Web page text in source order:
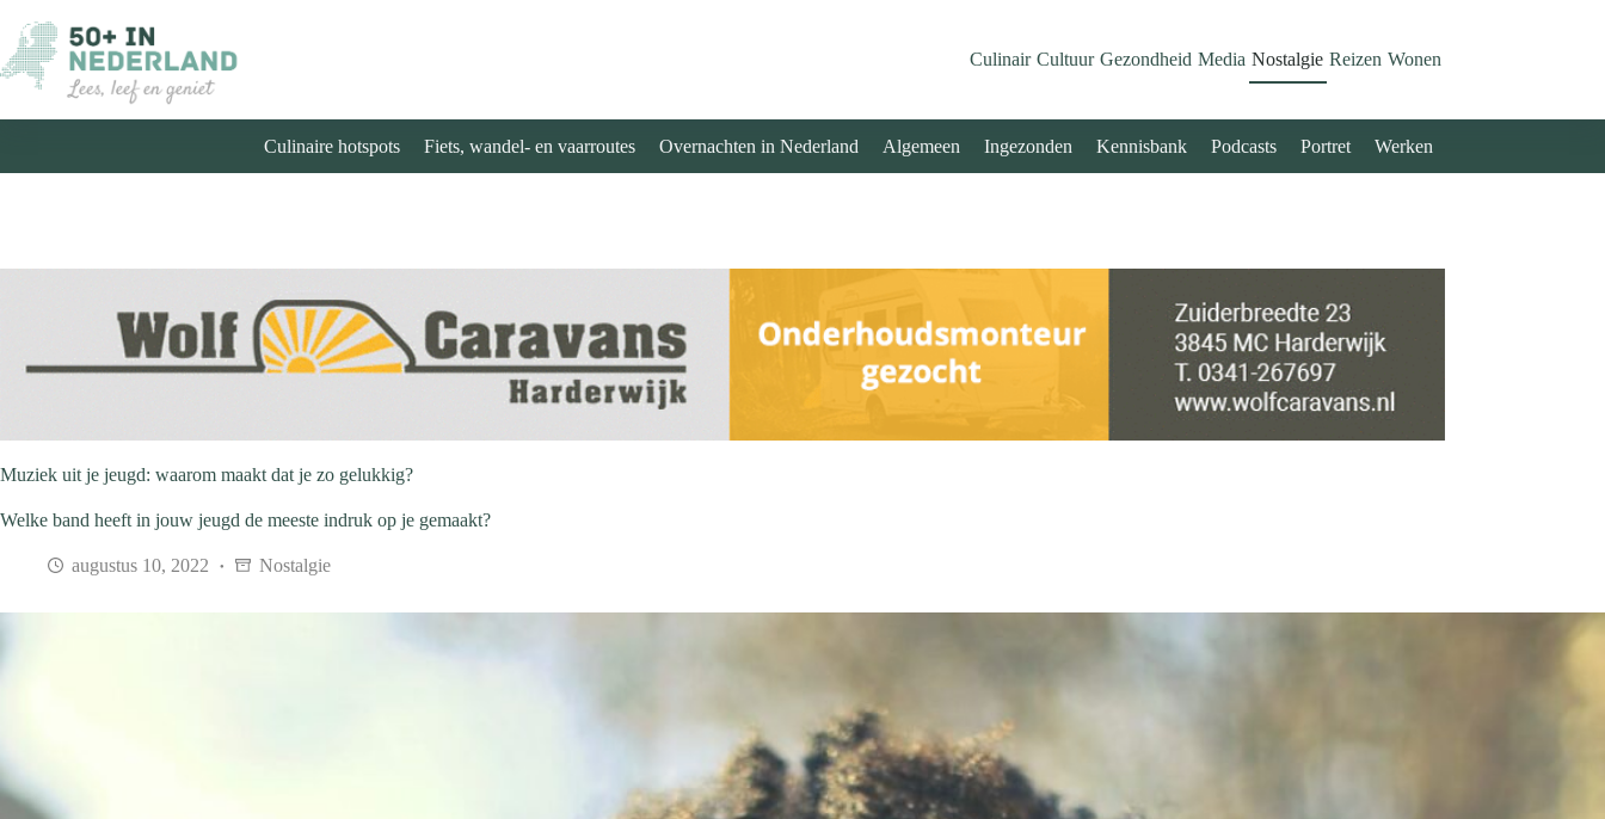
naar
de
inhoud
Culinair Cultuur Gezondheid Media Nostalgie Reizen Wonen
Culinaire hotspots Fiets, wandel- en vaarroutes Overnachten in Nederland Algemeen Ingezonden Kennisbank Podcasts Portret Werken
Muziek uit je jeugd: waarom maakt dat je zo gelukkig?
Welke band heeft in jouw jeugd de meeste indruk op je gemaakt?
augustus 10, 2022 Nostalgie